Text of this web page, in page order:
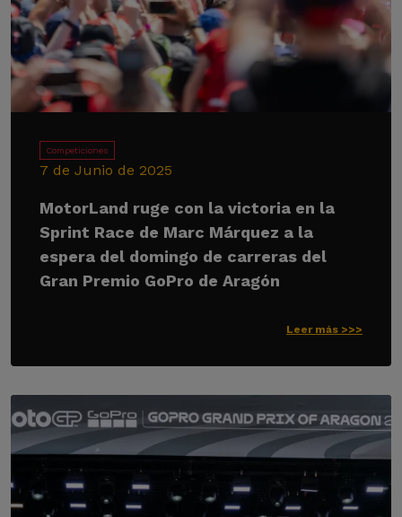
Competiciones
7 de Junio de 2025
MotorLand ruge con la victoria en la
Sprint Race de Marc Márquez a la
espera del domingo de carreras del
Gran Premio GoPro de Aragón
Leer más >>>